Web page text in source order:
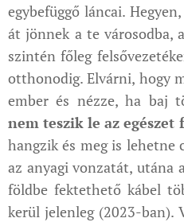
egybefüggő láncai.
át jönnek a te városodba,
szintén főleg
otthonodig. Elvárni, hogy
ember és nézze, ha baj
nem teszik le az egészet
hangzik és meg is lehetne
az anyagi vonzatát, utána
földbe fektethető kábel
kerül jelenleg (2023-ban).